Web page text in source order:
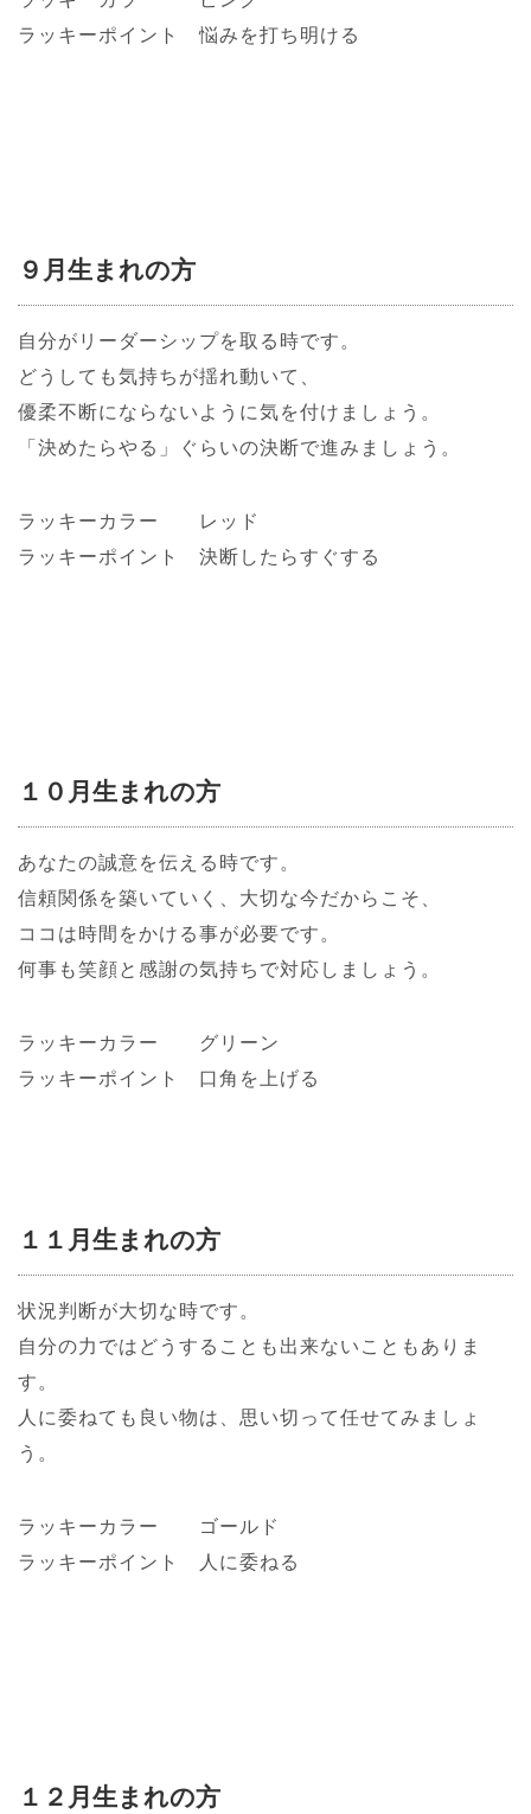
ラッキーポイント 悩みを打ち明ける
９月生まれの方
自分がリーダーシップを取る時です。
どうしても気持ちが揺れ動いて、
優柔不断にならないように気を付けましょう。
「決めたらやる」ぐらいの決断で進みましょう。
ラッキーカラー レッド
ラッキーポイント 決断したらすぐする
１０月生まれの方
あなたの誠意を伝える時です。
信頼関係を築いていく、大切な今だからこそ、
ココは時間をかける事が必要です。
何事も笑顔と感謝の気持ちで対応しましょう。
ラッキーカラー グリーン
ラッキーポイント 口角を上げる
１１月生まれの方
状況判断が大切な時です。
自分の力ではどうすることも出来ないこともありま
す。
人に委ねても良い物は、思い切って任せてみましょ
う。
ラッキーカラー ゴールド
ラッキーポイント 人に委ねる
１２月生まれの方